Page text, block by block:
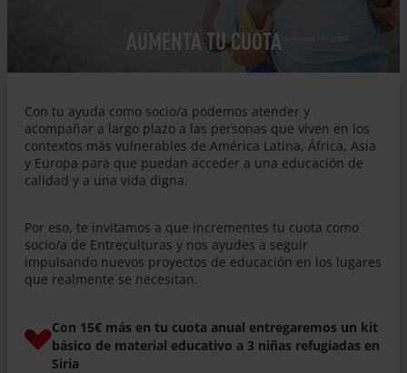
AUMENTA TU CUOTA© Monteserín Fotografía
Con tu ayuda como socio/a podemos atender y
acompañar a largo plazo a las personas que viven en los
contextos más vulnerables de América Latina, África, Asia
y Europa para que puedan acceder a una educación de
calidad y a una vida digna.
Por eso, te invitamos a que incrementes tu cuota como
socio/a de Entreculturas y nos ayudes a seguir
impulsando nuevos proyectos de educación en los lugares
que realmente se necesitan.
Con 15€ más en tu cuota anual entregaremos un kit
básico de material educativo a 3 niñas refugiadas en
Siria